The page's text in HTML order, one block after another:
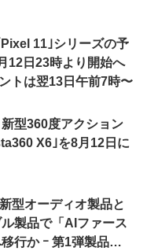
11｣シリーズの予
12日23時より開始へ
トは翌13日午前7時〜
型360度アクション
X6｣を8月12日に
型オーディオ製品と
製品で「AIファース
移行か ｰ 第1弾製品は